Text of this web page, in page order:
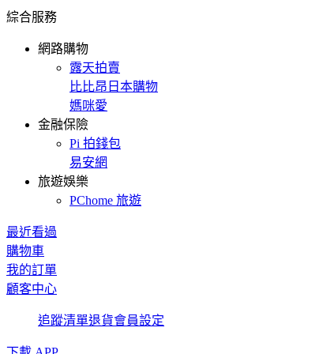
綜合服務
網路購物
露天拍賣
比比昂日本購物
媽咪愛
金融保險
Pi 拍錢包
易安網
旅遊娛樂
PChome 旅遊
最近看過
購物車
我的訂單
顧客中心
追蹤清單退貨會員設定